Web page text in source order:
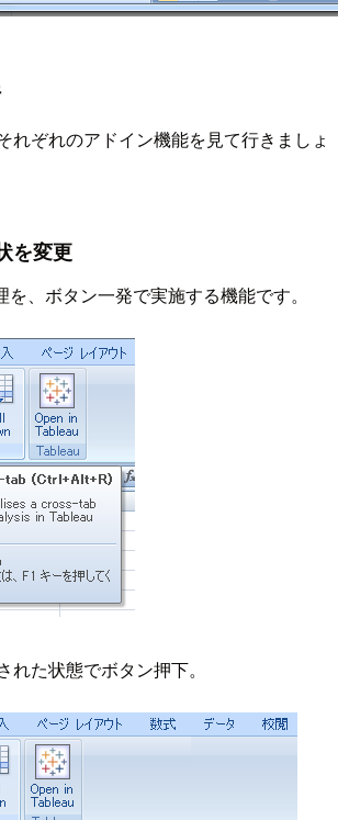
れぞれのアドイン機能を見て行きましょ
を変更
、ボタン一発で実施する機能です。
れた状態でボタン押下。